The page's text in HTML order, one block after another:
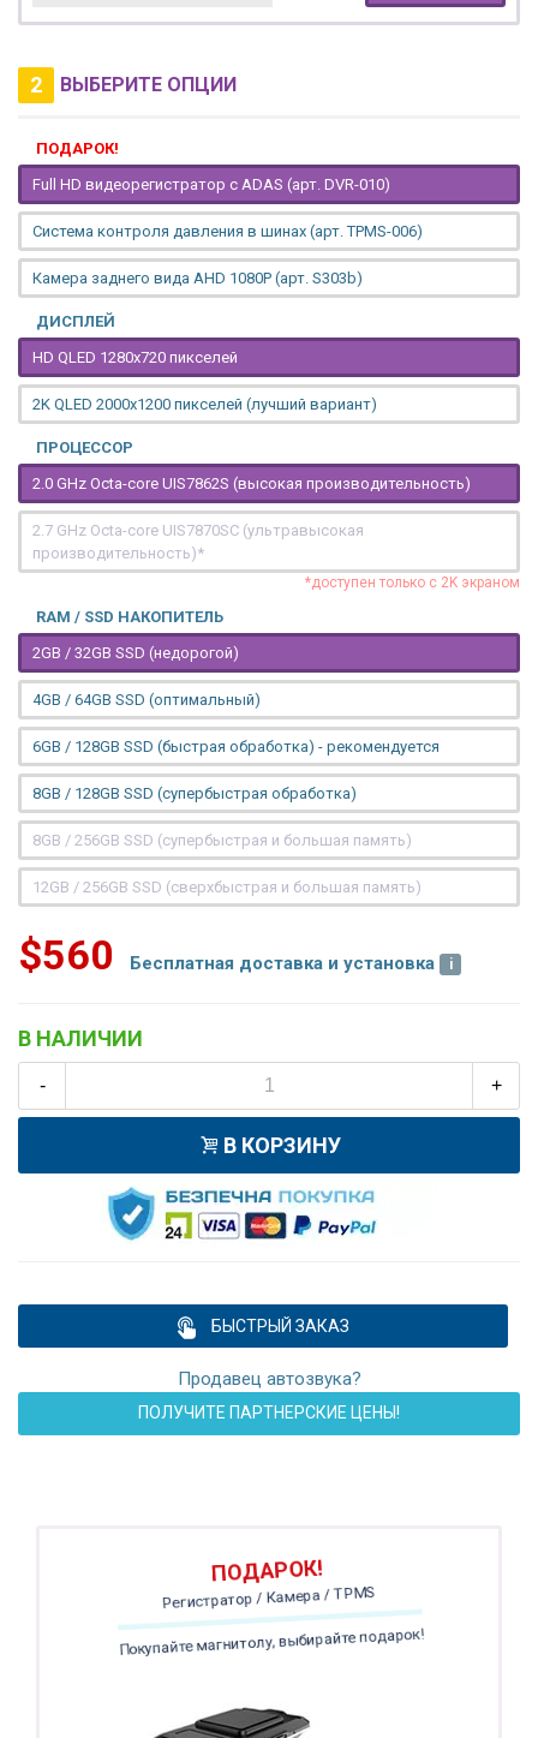
2 ВЫБЕРИТЕ ОПЦИИ
ПОДАРОК!
Full HD видеорегистратор с ADAS (арт. DVR-010)
Система контроля давления в шинах (арт. TPMS-006)
Камера заднего вида AHD 1080P (арт. S303b)
ДИСПЛЕЙ
HD QLED 1280x720 пикселей
2K QLED 2000х1200 пикселей (лучший вариант)
ПРОЦЕССОР
2.0 GHz Octa-core UIS7862S (высокая производительность)
2.7 GHz Octa-core UIS7870SC (ультравысокая
производительность)*
*доступен только с 2K экраном
RAM / SSD НАКОПИТЕЛЬ
2GB / 32GB SSD (недорогой)
4GB / 64GB SSD (оптимальный)
6GB / 128GB SSD (быстрая обработка) - рекомендуется
8GB / 128GB SSD (супербыстрая обработка)
8GB / 256GB SSD (супербыстрая и большая память)
12GB / 256GB SSD (сверхбыстрая и большая память)
$560 Бесплатная доставка и установка
В НАЛИЧИИ
- +
В КОРЗИНУ
БЫСТРЫЙ ЗАКАЗ
Продавец автозвука?
ПОЛУЧИТЕ ПАРТНЕРСКИЕ ЦЕНЫ!
ПОДАРОК!
Регистратор / Камера / TPMS
Покупайте магнитолу, выбирайте подарок!